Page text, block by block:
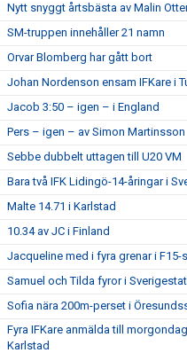
Nytt snyggt årtsbästa av Malin
SM-truppen innehåller 21 namn
Orvar Blomberg har gått bort
Johan Nordenson ensam IFKare i
Jacob 3:50 – igen – i England
Pers – igen – av Simon Martinsson
Sebbe dubbelt uttagen till U20 VM
Bara två IFK Lidingö-14-åringar i
Malte 14.71 i Karlstad
10.34 av JC i Finland
Jacqueline med i fyra grenar i F15-
Samuel och Tilda fyror i
Sofia nära 200m-perset i
Fyra IFKare anmälda till
Karlstad